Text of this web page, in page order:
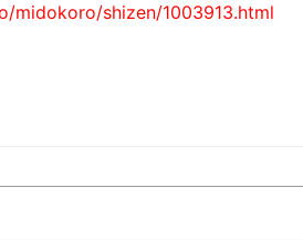
midokoro/shizen/1003913.html